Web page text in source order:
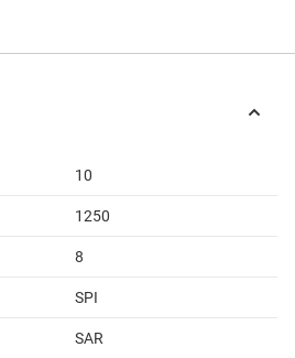
10
1250
8
SPI
SAR